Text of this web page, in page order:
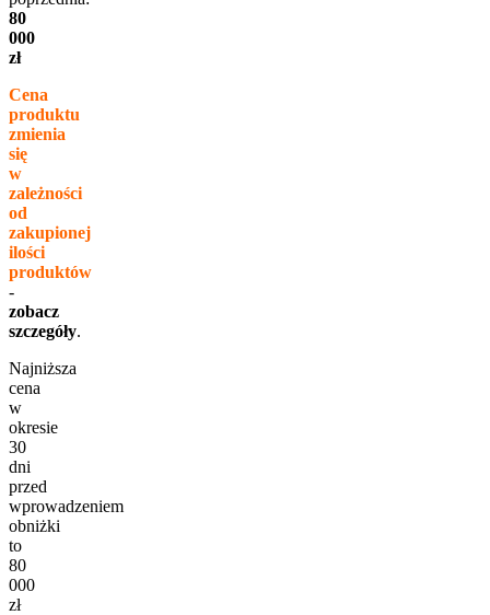
80
000
zł
Cena
produktu
zmienia
się
w
zależności
od
zakupionej
ilości
produktów
-
zobacz
szczegóły.
Najniższa
cena
w
okresie
30
dni
przed
wprowadzeniem
obniżki
to
80
000
zł